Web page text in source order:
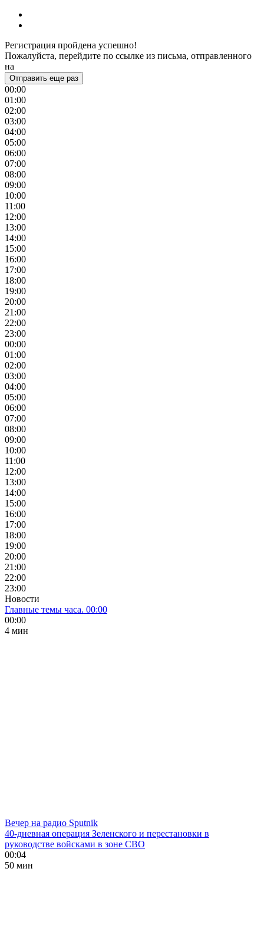
Регистрация пройдена успешно!
Пожалуйста, перейдите по ссылке из письма, отправленного
на
Отправить еще раз
00:00
01:00
02:00
03:00
04:00
05:00
06:00
07:00
08:00
09:00
10:00
11:00
12:00
13:00
14:00
15:00
16:00
17:00
18:00
19:00
20:00
21:00
22:00
23:00
00:00
01:00
02:00
03:00
04:00
05:00
06:00
07:00
08:00
09:00
10:00
11:00
12:00
13:00
14:00
15:00
16:00
17:00
18:00
19:00
20:00
21:00
22:00
23:00
Новости
Главные темы часа. 00:00
00:00
4 мин
Вечер на радио Sputnik
40-дневная операция Зеленского и перестановки в
руководстве войсками в зоне СВО
00:04
50 мин